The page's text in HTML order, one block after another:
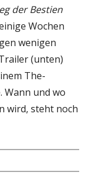
der Bestien
Wochen
wenigen
(unten)
The-
Wann und wo
wird, steht noch